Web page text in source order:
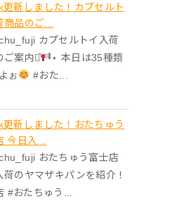
更新しました！カプセルト
商品のご...
カプセルトイ入荷
ご案内⋆͛
⋆ 本日は35種類
ぉ
#おた...
更新しました！おたちゅう
今日入...
おたちゅう富士店
荷のヤマザキパンを紹介！
#おたちゅう...